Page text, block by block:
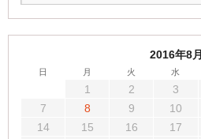
2016年8月
日 月 火 水
1 2 3
7
8 9 10
14
15 16 17